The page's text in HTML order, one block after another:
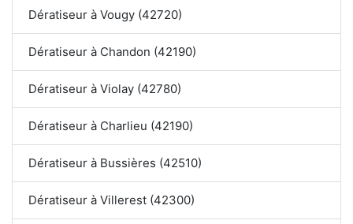
Dératiseur à Vougy (42720)
Dératiseur à Chandon (42190)
Dératiseur à Violay (42780)
Dératiseur à Charlieu (42190)
Dératiseur à Bussières (42510)
Dératiseur à Villerest (42300)